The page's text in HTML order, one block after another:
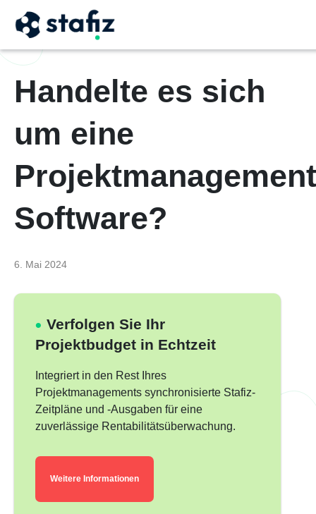
Handelte es sich
um eine
Software?
6. Mai 2024
Verfolgen Sie Ihr
Projektbudget in Echtzeit
Integriert in den Rest Ihres
Projektmanagements synchronisierte Stafiz-
Zeitpläne und -Ausgaben für eine
zuverlässige Rentabilitätsüberwachung.
Weitere Informationen